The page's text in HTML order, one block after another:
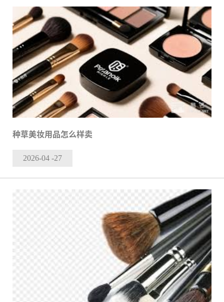
种草美妆用品怎么样卖
2026-04 -27